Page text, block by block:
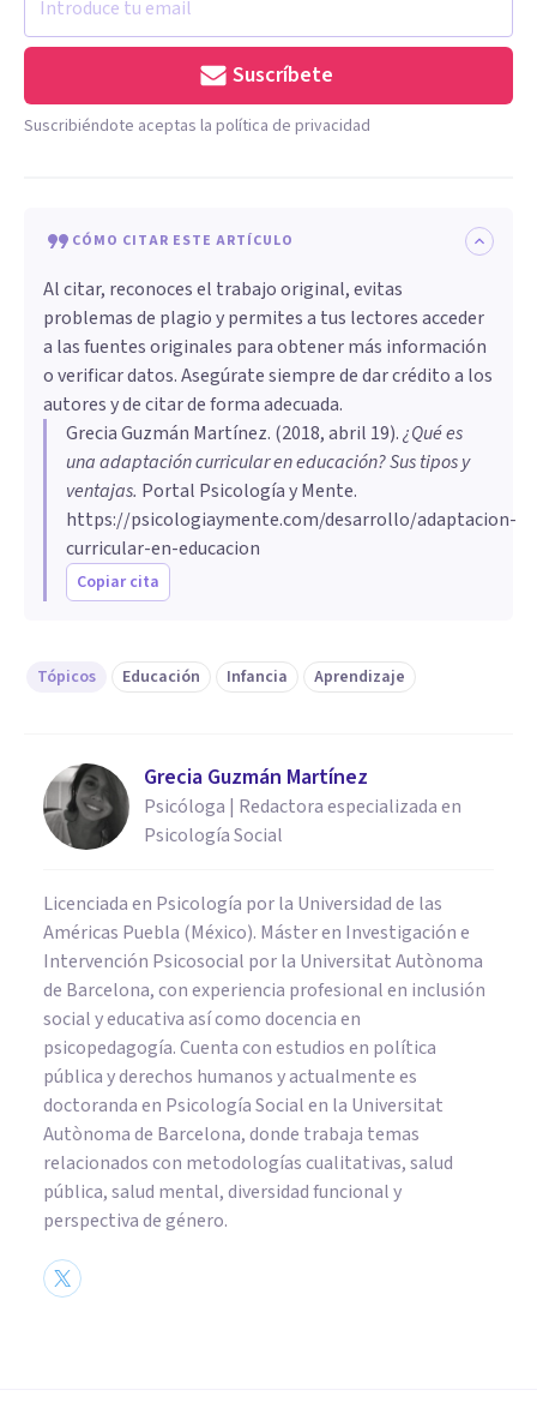
Suscríbete
Suscribiéndote aceptas la política de privacidad
CÓMO CITAR ESTE ARTÍCULO
Al citar, reconoces el trabajo original, evitas
problemas de plagio y permites a tus lectores acceder
a las fuentes originales para obtener más información
o verificar datos. Asegúrate siempre de dar crédito a los
autores y de citar de forma adecuada.
Grecia Guzmán Martínez. (2018, abril 19).¿Qué es
una adaptación curricular en educación? Sus tipos y
ventajas. Portal Psicología y Mente.
https://psicologiaymente.com/desarrollo/adaptacion-
curricular-en-educacion
Copiar cita
Tópicos Educación Infancia Aprendizaje
Grecia Guzmán Martínez
Psicóloga | Redactora especializada en
Psicología Social
Licenciada en Psicología por la Universidad de las
Américas Puebla (México). Máster en Investigación e
Intervención Psicosocial por la Universitat Autònoma
de Barcelona, con experiencia profesional en inclusión
social y educativa así como docencia en
psicopedagogía. Cuenta con estudios en política
pública y derechos humanos y actualmente es
doctoranda en Psicología Social en la Universitat
Autònoma de Barcelona, donde trabaja temas
relacionados con metodologías cualitativas, salud
pública, salud mental, diversidad funcional y
perspectiva de género.